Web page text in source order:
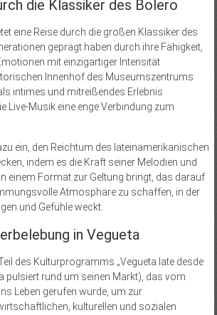
die Klassiker des Bolero
eine Reise durch die großen Klassiker des
geprägt haben durch ihre Fähigkeit,
mit einzigartiger Intensität
Innenhof des Museumszentrums
intimes und mitreißendes Erlebnis
Live-Musik eine enge Verbindung zum
ein, den Reichtum des lateinamerikanischen
indem es die Kraft seiner Melodien und
einem Format zur Geltung bringt, das darauf
Atmosphäre zu schaffen, in der
und Gefühle weckt.
in Vegueta
des Kulturprogramms „Vegueta late desde
pulsiert rund um seinen Markt), das vom
Leben gerufen wurde, um zur
kulturellen und sozialen